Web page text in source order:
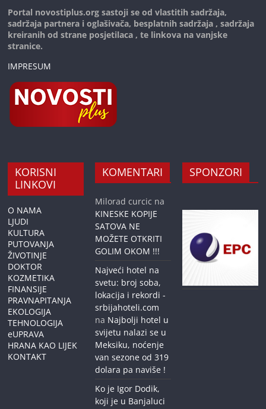
Portal novostiplus.org sastoji se od vlastitih sadržaja,
sadržaja partnera i oglašivača, besplatnih sadržaja , sadržaja
kreiranih od strane posjetilaca , te linkova na vanjske
stranice.
IMPRESUM
KORISNI
LINKOVI
O NAMA
LJUDI
KULTURA
PUTOVANJA
ŽIVOTINJE
DOKTOR
KOZMETIKA
FINANSIJE
PRAVNAPITANJA
EKOLOGIJA
TEHNOLOGIJA
eUPRAVA
HRANA KAO LIJEK
KONTAKT
KOMENTARI
Milorad curcic na
KINESKE KOPIJE
SATOVA NE
MOŽETE OTKRITI
GOLIM OKOM !!!
Najveći hotel na
svetu: broj soba,
lokacija i rekordi -
srbijahoteli.com
na Najbolji hotel u
svijetu nalazi se u
Meksiku, noćenje
van sezone od 319
dolara pa naviše !
Ko je Igor Dodik,
koji je u Banjaluci
SPONZORI